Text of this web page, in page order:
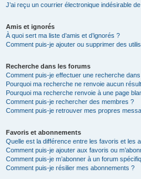
J’ai reçu un courrier électronique indésirable
Amis et ignorés
À quoi sert ma liste d’amis et d’ignorés ?
Comment puis-je ajouter ou supprimer des
Recherche dans les forums
Comment puis-je effectuer une recherche
Pourquoi ma recherche ne renvoie aucun
Pourquoi ma recherche renvoie à une page
Comment puis-je rechercher des membres ?
Comment puis-je retrouver mes propres
Favoris et abonnements
Quelle est la différence entre les favoris et les
Comment puis-je ajouter aux favoris ou
Comment puis-je m’abonner à un forum
Comment puis-je résilier mes abonnements ?